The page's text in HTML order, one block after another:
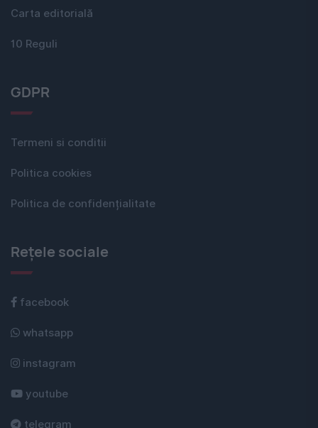
Carta editorială
10 Reguli
GDPR
Termeni si conditii
Politica cookies
Politica de confidențialitate
Rețele sociale
facebook
whatsapp
instagram
youtube
telegram